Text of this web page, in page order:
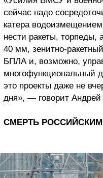
сейчас надо
катера
нести ракеты, торпеды,
40 мм, зенитно-
БПЛА и, возможно,
многофункциональный
это проекты даже не
дня», — говорит
СМЕРТЬ